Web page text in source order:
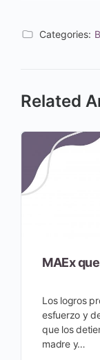
Categories:
Related
MAEx
Los logros
esfuerzo y
que los
madre y…